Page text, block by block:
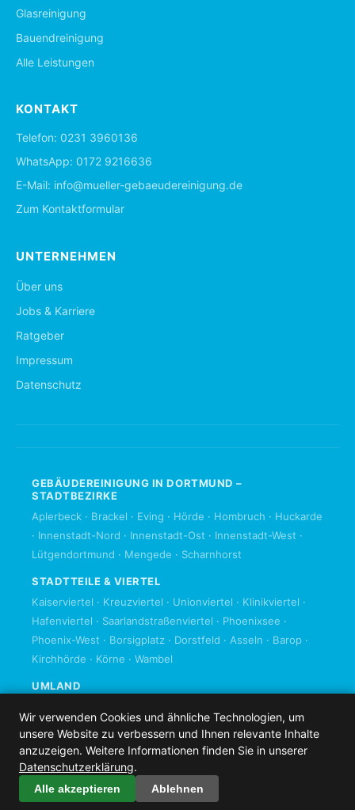
Glasreinigung
Bauendreinigung
Alle Leistungen
KONTAKT
Telefon: 0231 3960136
WhatsApp: 0172 9216636
E-Mail: info@mueller-gebaeudereinigung.de
Zum Kontaktformular
UNTERNEHMEN
Über uns
Jobs & Karriere
Ratgeber
Impressum
Datenschutz
GEBÄUDEREINIGUNG IN DORTMUND –
STADTBEZIRKE
Aplerbeck · Brackel · Eving · Hörde · Hombruch · Huckarde
· Innenstadt-Nord · Innenstadt-Ost · Innenstadt-West ·
Lütgendortmund · Mengede · Scharnhorst
STADTTEILE & VIERTEL
Kaiserviertel · Kreuzviertel · Unionviertel · Klinikviertel ·
Hafenviertel · Saarlandstraßenviertel · Phoenixsee ·
Phoenix-West · Borsigplatz · Dorstfeld · Asseln · Barop ·
Kirchhörde · Körne · Wambel
UMLAND
Schwerte·Unna·Waltrop·Witten·
Alle Orte im Einzugsgebiet
© 2026 Rainer Müller Gebäudereinigung GmbH
Gebäudereinigung Dortmund · Ruhrgebiet
Wir verwenden Cookies und ähnliche Technologien, um
unsere Website zu verbessern und Ihnen relevante Inhalte
anzuzeigen. Weitere Informationen finden Sie in unserer
Datenschutzerklärung.
Alle akzeptieren Ablehnen